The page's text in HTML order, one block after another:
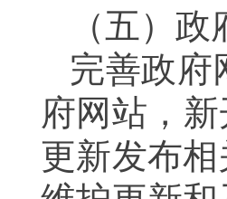
（五）
完善政府
府网站，
更新发布相